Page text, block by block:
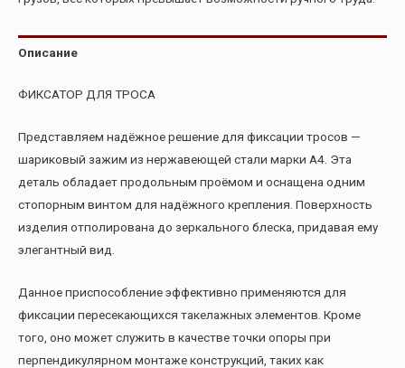
Описание
ФИКСАТОР ДЛЯ ТРОСА
Представляем надёжное решение для фиксации тросов —
шариковый зажим из нержавеющей стали марки А4. Эта
деталь обладает продольным проёмом и оснащена одним
стопорным винтом для надёжного крепления. Поверхность
изделия отполирована до зеркального блеска, придавая ему
элегантный вид.
Данное приспособление эффективно применяются для
фиксации пересекающихся такелажных элементов. Кроме
того, оно может служить в качестве точки опоры при
перпендикулярном монтаже конструкций, таких как